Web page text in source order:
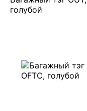
голубой